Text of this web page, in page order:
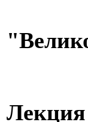
Лекция